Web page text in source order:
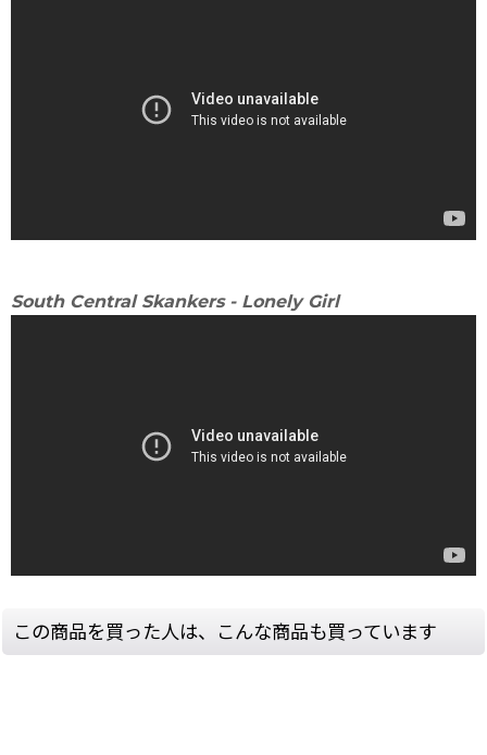
South Central Skankers - Lonely Girl
この商品を買った人は、こんな商品も買っています